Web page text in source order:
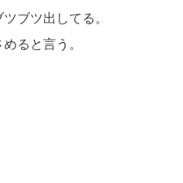
ブツ出してる。
ると言う。